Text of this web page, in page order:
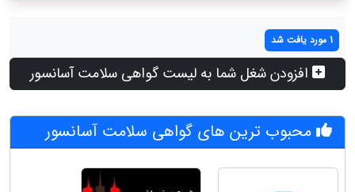
1 مورد یافت شد
افزودن شغل شما به لیست گواهی سلامت آسانسور
محبوب ترین های گواهی سلامت آسانسور